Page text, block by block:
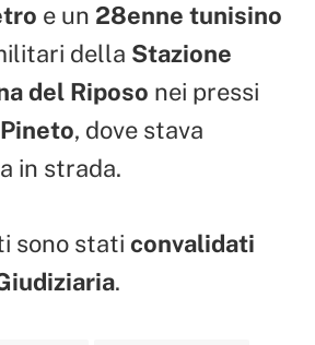
e un 28enne tunisino
della Stazione
del Riposo nei pressi
, dove stava
in strada.
sono stati convalidati
.